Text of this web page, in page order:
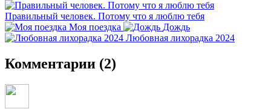
Правильный человек. Потому что я люблю тебя
Моя поездка
Дождь
Любовная лихорадка 2024
Комментарии (2)